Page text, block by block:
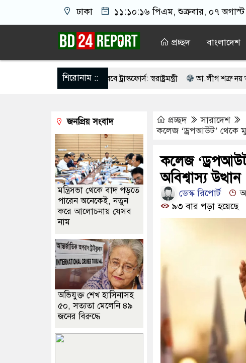
ঢাকা ১১:১০:১৭ পিএম, শুক্রবার, ০৭
প্রচ্ছদ বাংলাদেশ
শিরোনাম ::
তালিকা প্রণয়ন করবে ট্রাস্কফোর্স: স্বরাষ্ট্রমন্ত্রী আ.লীগ শত্রু নয় আমাদের মিত্র,
ঐক্যবদ্ধ থাকার আহ্বান পানিসম্পদমন্ত্রীর ৮ দফা দাবিতে মেহেরপুরে জামায়াতের
মাস্টারমাইন্ড ওয়াসিম হালদার গ্রেপ্তার
ভোটার তালিকা প্রকাশ, ভোট দেবেন ৩৪৯ এমপি
প্রচ্ছদ
সারাদেশ
কলেজ ‘ড্রপআউট’ থেকে
কলেজ
অবিশ্বাস্য উত্থান
ডেস্ক রিপোর্ট
৯৩ বার পড়া হয়েছে
জনপ্রিয় সংবাদ
মন্ত্রিসভা থেকে বাদ পড়তে
পারেন অনেকেই, নতুন
করে আলোচনায় যেসব
নাম
অভিযুক্ত শেখ হাসিনাসহ
৫০, সত্যতা মেলেনি ৪৯
জনের বিরুদ্ধে